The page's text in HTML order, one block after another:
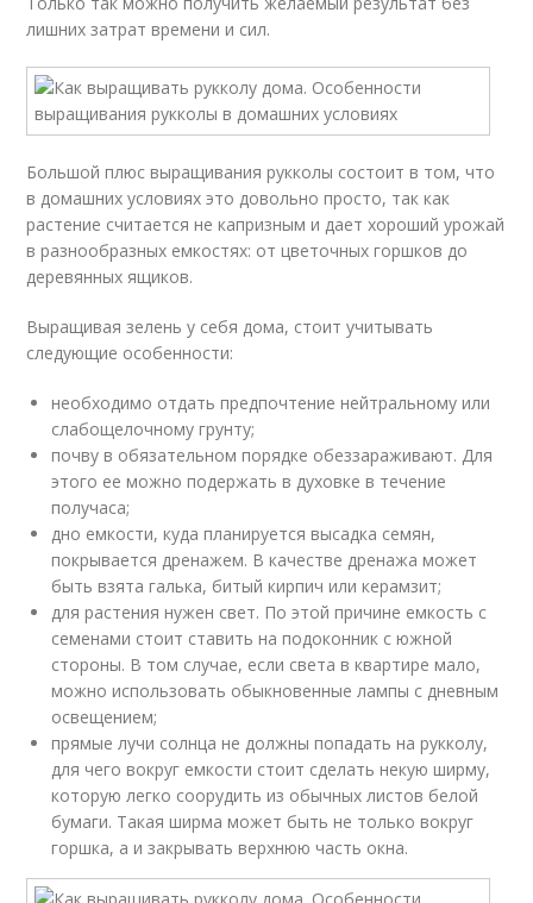
лишних затрат времени и сил.
Большой плюс выращивания рукколы состоит в том, что
в домашних условиях это довольно просто, так как
растение считается не капризным и дает хороший урожай
в разнообразных емкостях: от цветочных горшков до
деревянных ящиков.
Выращивая зелень у себя дома, стоит учитывать
следующие особенности:
необходимо отдать предпочтение нейтральному или
слабощелочному грунту;
почву в обязательном порядке обеззараживают. Для
этого ее можно подержать в духовке в течение
получаса;
дно емкости, куда планируется высадка семян,
покрывается дренажем. В качестве дренажа может
быть взята галька, битый кирпич или керамзит;
для растения нужен свет. По этой причине емкость с
семенами стоит ставить на подоконник с южной
стороны. В том случае, если света в квартире мало,
можно использовать обыкновенные лампы с дневным
освещением;
прямые лучи солнца не должны попадать на рукколу,
для чего вокруг емкости стоит сделать некую ширму,
которую легко соорудить из обычных листов белой
бумаги. Такая ширма может быть не только вокруг
горшка, а и закрывать верхнюю часть окна.